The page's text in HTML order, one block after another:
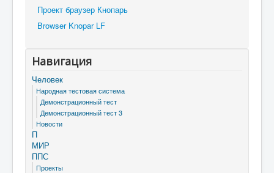
Проект браузер Кнопарь
Browser Knopar LF
Навигация
Человек
Народная тестовая система
Демонстрационный тест
Демонстрационный тест 3
Новости
П
МИР
ППС
Проекты